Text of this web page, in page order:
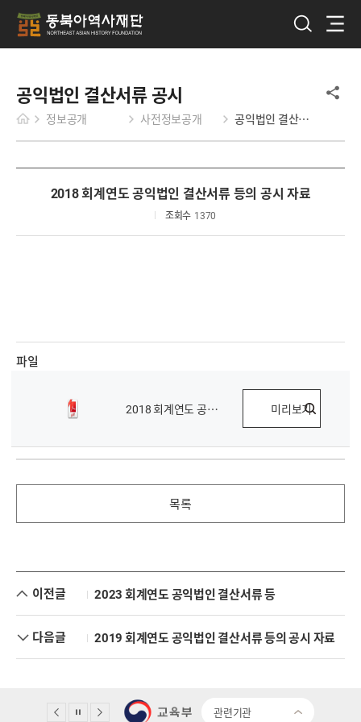
공익법인 결산서류 공시
정보공개 사전정보공개 공익법인 결산서류 공시
2018 회계연도 공익법인 결산서류 등의 공시 자료
조회수 1370
파일
2018 회계연도 공익법인 결산서류 등.pdf 미리보기
목록
이전글 2023 회계연도 공익법인 결산서류 등
다음글 2019 회계연도 공익법인 결산서류 등의 공시 자료
관련기관